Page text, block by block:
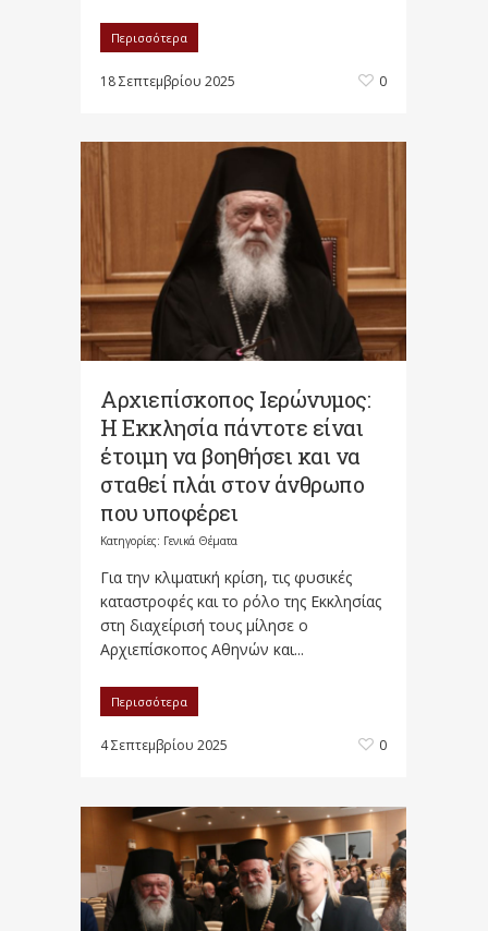
Περισσότερα
18 Σεπτεμβρίου 2025 0
Αρχιεπίσκοπος Ιερώνυμος:
Η Εκκλησία πάντοτε είναι
έτοιμη να βοηθήσει και να
σταθεί πλάι στον άνθρωπο
που υποφέρει
Κατηγορίες: Γενικά Θέματα
Για την κλιματική κρίση, τις φυσικές
καταστροφές και το ρόλο της Εκκλησίας
στη διαχείρισή τους μίλησε ο
Αρχιεπίσκοπος Αθηνών και...
Περισσότερα
4 Σεπτεμβρίου 2025 0